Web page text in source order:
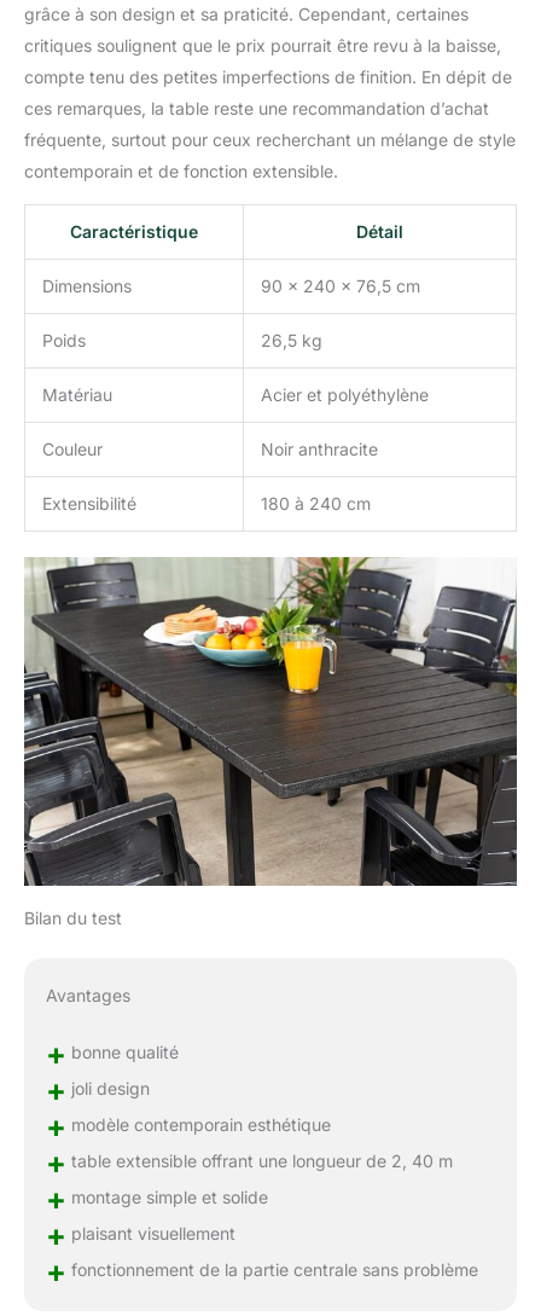
grâce à son design et sa praticité. Cependant, certaines
critiques soulignent que le prix pourrait être revu à la baisse,
compte tenu des petites imperfections de finition. En dépit de
ces remarques, la table reste une recommandation d’achat
fréquente, surtout pour ceux recherchant un mélange de style
contemporain et de fonction extensible.
Caractéristique Détail
Dimensions 90 x 240 x 76,5 cm
Poids 26,5 kg
Matériau Acier et polyéthylène
Couleur Noir anthracite
Extensibilité 180 à 240 cm
Bilan du test
Avantages
+ bonne qualité
+ joli design
+ modèle contemporain esthétique
+ table extensible offrant une longueur de 2, 40 m
+ montage simple et solide
+ plaisant visuellement
+ fonctionnement de la partie centrale sans problème